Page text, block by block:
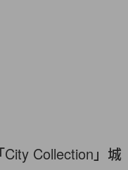
Collection」城